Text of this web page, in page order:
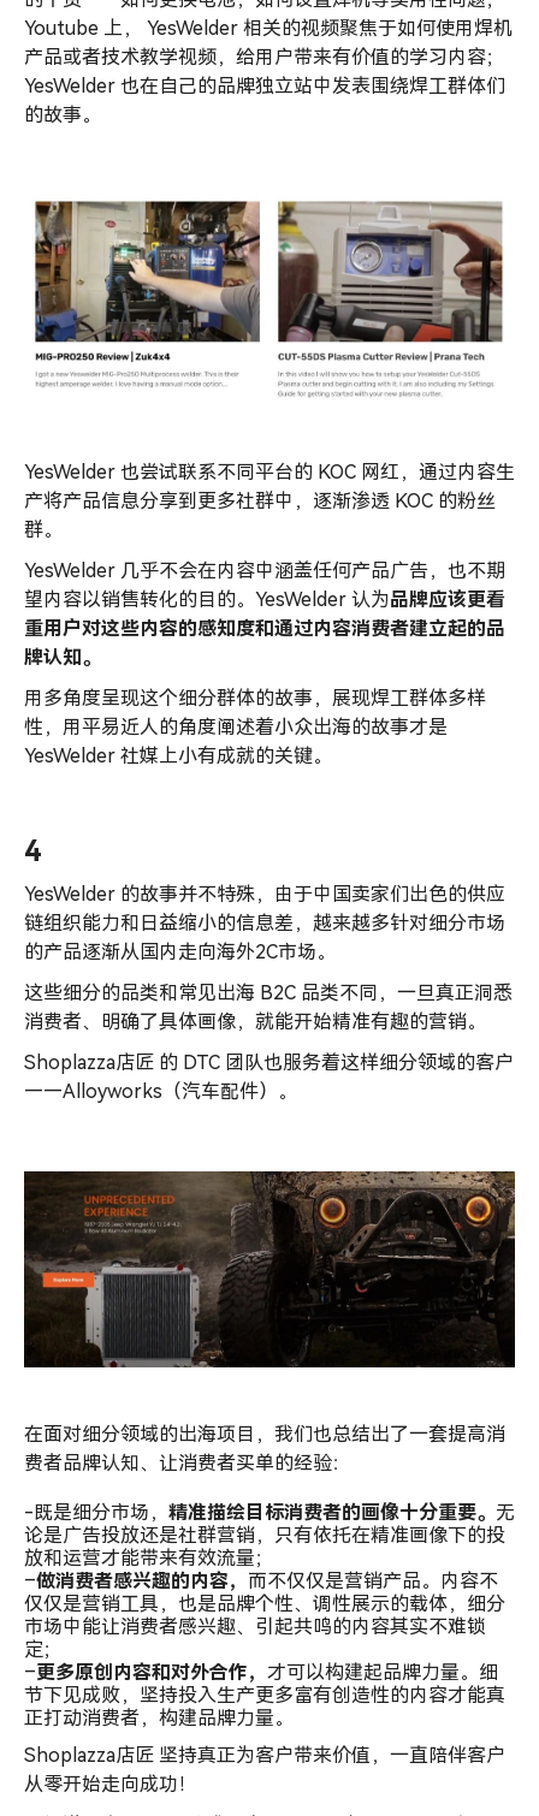
Youtube 上， YesWelder 相关的视频聚焦于如何使用焊机
产品或者技术教学视频，给用户带来有价值的学习内容；
YesWelder 也在自己的品牌独立站中发表围绕焊工群体们
的故事。
YesWelder 也尝试联系不同平台的 KOC 网红，通过内容生
产将产品信息分享到更多社群中，逐渐渗透 KOC 的粉丝
群。
YesWelder 几乎不会在内容中涵盖任何产品广告，也不期
望内容以销售转化的目的。YesWelder 认为品牌应该更看
重用户对这些内容的感知度和通过内容消费者建立起的品
牌认知。
用多角度呈现这个细分群体的故事，展现焊工群体多样
性，用平易近人的角度阐述着小众出海的故事才是
YesWelder 社媒上小有成就的关键。
4
YesWelder 的故事并不特殊，由于中国卖家们出色的供应
链组织能力和日益缩小的信息差，越来越多针对细分市场
的产品逐渐从国内走向海外2C市场。
这些细分的品类和常见出海 B2C 品类不同，一旦真正洞悉
消费者、明确了具体画像，就能开始精准有趣的营销。
Shoplazza店匠 的 DTC 团队也服务着这样细分领域的客户
——Alloyworks（汽车配件）。
在面对细分领域的出海项目，我们也总结出了一套提高消
费者品牌认知、让消费者买单的经验：
-既是细分市场， 精准描绘目标消费者的画像十分重要。 无
论是广告投放还是社群营销，只有依托在精准画像下的投
放和运营才能带来有效流量；
–做消费者感兴趣的内容， 而不仅仅是营销产品。内容不
仅仅是营销工具，也是品牌个性、调性展示的载体，细分
市场中能让消费者感兴趣、引起共鸣的内容其实不难锁
定；
–更多原创内容和对外合作， 才可以构建起品牌力量。细
节下见成败，坚持投入生产更多富有创造性的内容才能真
正打动消费者，构建品牌力量。
Shoplazza店匠 坚持真正为客户带来价值，一直陪伴客户
从零开始走向成功！